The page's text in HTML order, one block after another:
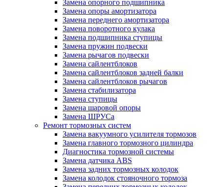
Замена опорного подшипника
Замена опоры амортизатора
Замена переднего амортизатора
Замена поворотного кулака
Замена подшипника ступицы
Замена пружин подвески
Замена рычагов подвески
Замена сайлентблоков
Замена сайлентблоков задней балки
Замена сайлентблоков рычагов
Замена стабилизатора
Замена ступицы
Замена шаровой опоры
Замена ШРУСа
Ремонт тормозных систем
Замена вакуумного усилителя тормозов
Замена главного тормозного цилиндра
Диагностика тормозной системы
Замена датчика ABS
Замена задних тормозных колодок
Замена колодок стояночного тормоза